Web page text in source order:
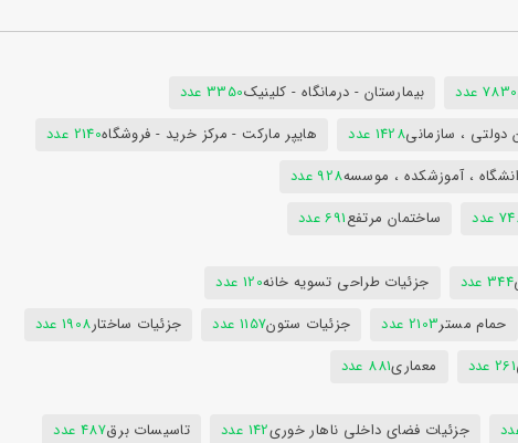
7830 عدد بیمارستان - درمانگاه - کلینیک3350 عدد
دولتی ، سازمانی1428 عدد هایپر مارکت - مرکز خرید - فروشگاه2140 عدد
، آموزشکده ، موسسه928 عدد
عدد ساختمان مرتفع691 عدد
344 عدد جزئیات طراحی تسویه خانه120 عدد
حمام مستر2103 عدد جزئیات ستون1157 عدد جزئیات ساختار1908 عدد
261 عدد معماری881 عدد
جزئیات فضای داخلی ناهار خوری142 عدد تاسیسات برق487 عدد